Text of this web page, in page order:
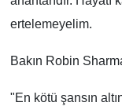
ertelemeyelim.
Bakın Robin
"En kötü şansın